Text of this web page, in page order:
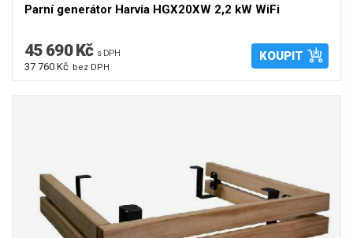
Parní generátor Harvia HGX20XW 2,2 kW WiFi
45 690 Kč s DPH
37 760 Kč bez DPH
KOUPIT